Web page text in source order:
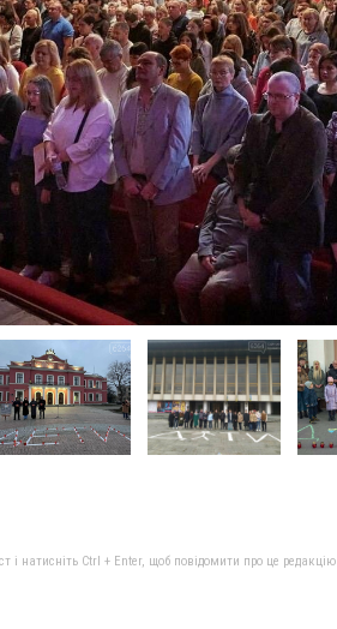
і натисніть Ctrl + Enter, щоб повідомити про це редакцію